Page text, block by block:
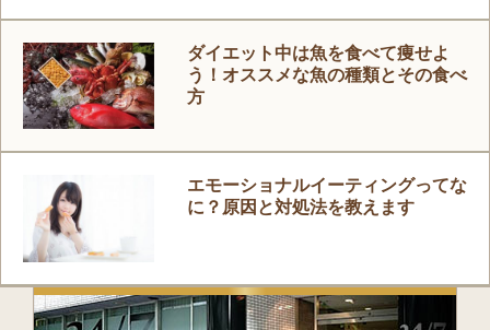
ダイエット中は魚を食べて痩せよ
う！オススメな魚の種類とその食べ
方
エモーショナルイーティングってな
に？原因と対処法を教えます